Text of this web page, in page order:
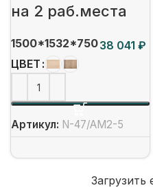
на 2 раб.места
1500*1532*750
₽
ЦВЕТ
Артикул: N-47/АМ2-5